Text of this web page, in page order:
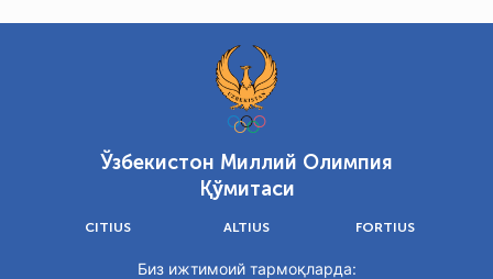
Ўзбекистон Миллий Олимпия
Қўмитаси
CITIUS ALTIUS FORTIUS
Биз ижтимоий тармоқларда: